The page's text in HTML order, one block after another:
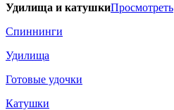
Удилища и катушкиПросмотреть
Спиннинги
Удилища
Готовые удочки
Катушки